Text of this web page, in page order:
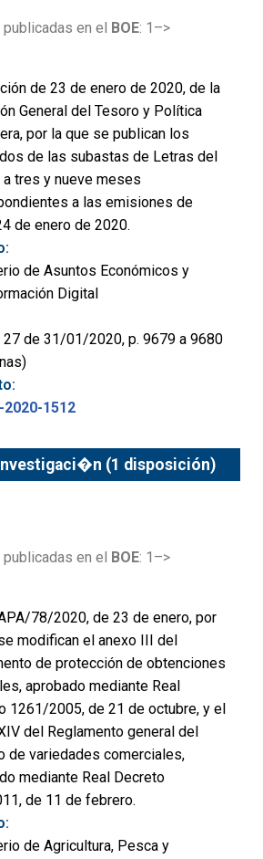
en el BOE: 1–>
de 23 de enero de 2020, de la
General del Tesoro y Política
por la que se publican los
de las subastas de Letras del
a tres y nueve meses
a las emisiones de
de enero de 2020.
de Asuntos Económicos y
Digital
27 de 31/01/2020, p. 9679 a 9680
2020-1512
(1 disposición)
en el BOE: 1–>
78/2020, de 23 de enero, por
modifican el anexo III del
de protección de obtenciones
aprobado mediante Real
1261/2005, de 21 de octubre, y el
del Reglamento general del
de variedades comerciales,
mediante Real Decreto
de 11 de febrero.
de Agricultura, Pesca y